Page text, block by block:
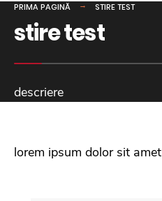
PRIMA PAGINĂ STIRE TEST
stire test
descriere
lorem ipsum dolor sit amet